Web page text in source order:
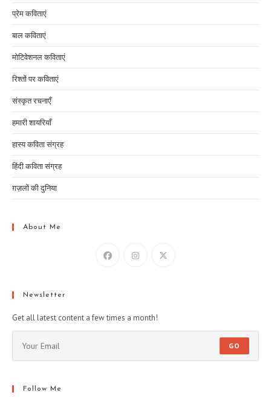
प्रेम कविताएं
बाल कविताएं
मोटिवेशनल कविताएं
रिश्तों पर कविताएं
संस्कृत रचनाएँ
हमारी शायरियाँ
हास्य कविता संग्रह
हिंदी कविता संग्रह
ग़ज़लों की दुनिया
About Me
Newsletter
Get all latest content a few times a month!
GO
Follow Me